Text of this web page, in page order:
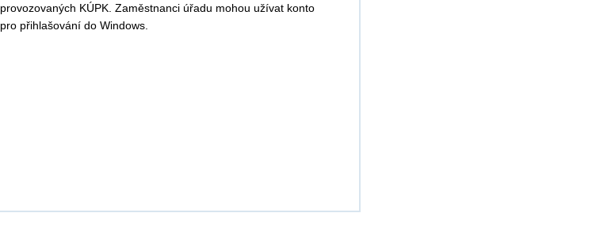
provozovaných KÚPK. Zaměstnanci úřadu mohou užívat konto
pro přihlašování do Windows.